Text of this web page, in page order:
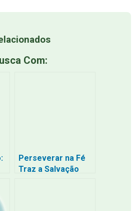
Com:
Perseverar na Fé
Traz a Salvação